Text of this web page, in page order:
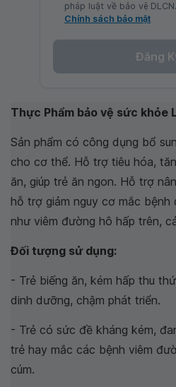
pháp luật về bảo vệ DLCN.
Chính sách bảo mật
Đăng
Thực Phẩm bảo vệ sức khỏe
Sản phẩm có công dụng bổ
cho cơ thể. Hỗ trợ tiêu hóa,
ăn, giúp trẻ ăn ngon. Hỗ trợ
hỗ trợ giảm nguy cơ mắc
như viêm đường hô hấp trên,
Đối tượng sử dụng:
- Trẻ biếng ăn, kém hấp thu
dinh dưỡng, chậm phát triển.
- Trẻ có sức đề kháng kém,
trẻ hay mắc các bệnh viêm
cúm.